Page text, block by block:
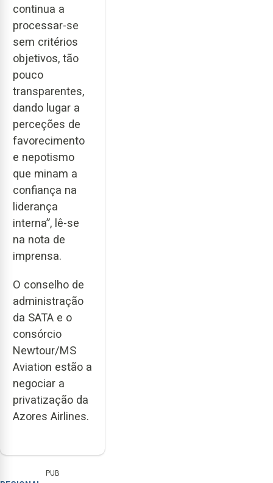
continua a
processar-se
sem critérios
objetivos, tão
pouco
transparentes,
dando lugar a
perceções de
favorecimento
e nepotismo
que minam a
confiança na
liderança
interna”, lê-se
na nota de
imprensa.
O conselho de
administração
da SATA e o
consórcio
Newtour/MS
Aviation estão a
negociar a
privatização da
Azores Airlines.
PUB